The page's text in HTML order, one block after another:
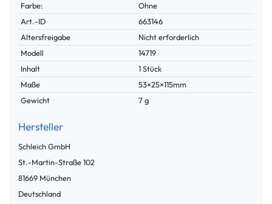
Farbe:
Ohne
Technisches
Merkmal
Wert
Art.-ID
663146
Altersfreigabe
Nicht erforderlich
Modell
14719
Inhalt
1 Stück
Maße
53×25×115mm
Gewicht
7 g
Hersteller
Schleich GmbH
St.-Martin-Straße102
81669 München
Deutschland